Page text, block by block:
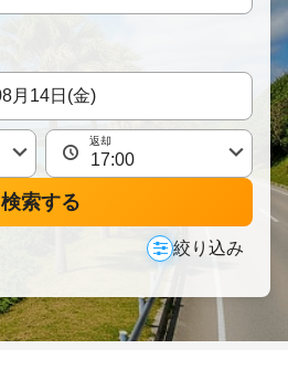
返却
検索する
絞り込み